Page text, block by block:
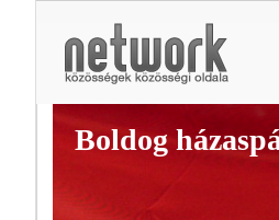
Boldog